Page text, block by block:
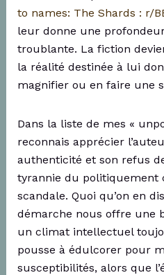
to names: The Shards : r/
leur donne une
troublante. La fiction
la réalité destinée à lui
magnifier ou en faire une
Dans la liste de mes «
reconnais apprécier
authenticité et son refus
tyrannie du politiquement
scandale. Quoi qu’on en
démarche nous offre une
un climat intellectuel
pousse à édulcorer pour
susceptibilités, alors que